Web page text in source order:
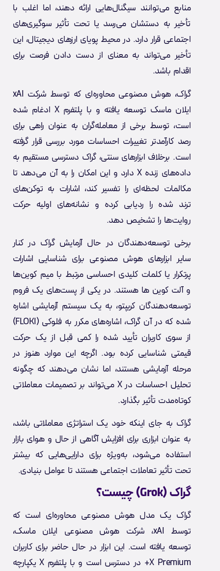
منابع می‌توانند سیگنال‌هایی ارائه دهند، اما اغلب با
تأخیر به دستشان می‌رسد یا تحت تأثیر سوگیری‌های
اجتماعی قرار دارد. در محیط پویای ارزهای دیجیتال، این
تأخیر می‌تواند به معنای از دست دادن فرصت برای
اقدام باشد.
گراک، هوش مصنوعی محاوره‌ای که توسط شرکت xAI
ایلان ماسک توسعه یافته و با پلتفرم X ادغام شده
است، توسط برخی از معامله‌گران به عنوان راهی برای
رصد کارآمدتر تغییرات احساسات مورد بررسی قرار گرفته
است. برخلاف ابزارهای سنتی، گراک دسترسی مستقیم به
داده‌های زنده X دارد و این امکان را به آن می‌دهد تا
مکالمات لحظه‌ای را تفسیر کند، اشارات به توکن‌های
ترند شده را ردیابی کرده و نشانه‌های اولیه حرکت
روایت‌ها را تشخیص دهد.
برخی توسعه‌دهندگان در حال آزمایش گراک در کنار
سایر ابزارهای هوش مصنوعی برای شناسایی اشارات
پرتکرار یا کلمات کلیدی احساسی مرتبط با میم کوین‌ها
و آلت کوین ها هستند. در یکی از پست‌های یک فروم
توسعه‌دهندگان کریپتو، به یک سیستم آزمایشی اشاره
شده که در آن گراک، اشاره‌های مکرر به فلوکی (FLOKI)
از سوی کاربران تأیید شده را کمی قبل از یک حرکت
قیمتی شناسایی کرده بود. اگرچه این موارد هنوز در
مرحله آزمایشی هستند، اما نشان می‌دهند که چگونه
تحلیل احساسات در X می‌تواند بر تصمیمات معاملاتی
کوتاه‌مدت تأثیر بگذارد.
گراک به جای اینکه خود یک استراتژی معاملاتی باشد،
به عنوان ابزاری برای افزایش آگاهی از حال و هوای بازار
استفاده می‌شود، به‌ویژه برای دارایی‌هایی که بیشتر
تحت تأثیر تعاملات اجتماعی هستند تا عوامل بنیادی.
گراک (Grok) چیست؟
گراک یک مدل هوش مصنوعی محاوره‌ای است که
توسط xAI، شرکت هوش مصنوعی ایلان ماسک،
توسعه یافته است. این ابزار در حال حاضر برای کاربران
X Premium+ در دسترس است و با پلتفرم X یکپارچه